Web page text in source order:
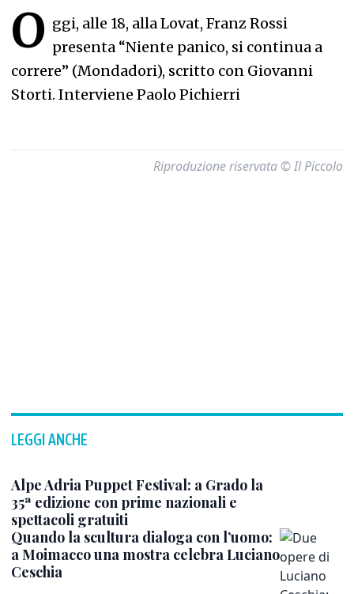
O ggi, alle 18, alla Lovat, Franz Rossi
presenta “Niente panico, si continua a
correre” (Mondadori), scritto con Giovanni
Storti. Interviene Paolo Pichierri
Riproduzione riservata © Il Piccolo
LEGGI ANCHE
Alpe Adria Puppet Festival: a Grado la
35ª edizione con prime nazionali e
spettacoli gratuiti
Quando la scultura dialoga con l’uomo:
a Moimacco una mostra celebra Luciano
Ceschia